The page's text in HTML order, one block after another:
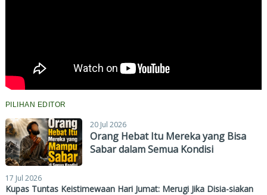
PILIHAN EDITOR
20 Jul 2026
Orang Hebat Itu Mereka yang Bisa
Sabar dalam Semua Kondisi
17 Jul 2026
Kupas Tuntas Keistimewaan Hari Jumat: Merugi Jika Disia-siakan